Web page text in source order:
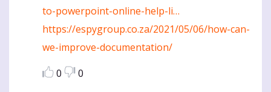
to-powerpoint-online-help-li…
https://espygroup.co.za/2021/05/06/how-can-
we-improve-documentation/
0
0